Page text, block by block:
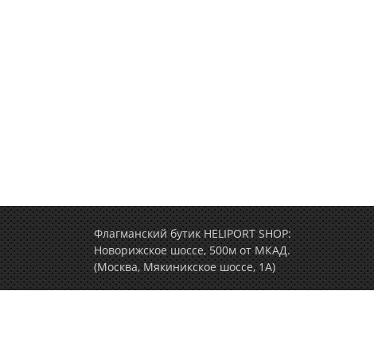
Флагманский бутик HELIPORT SHOP:
Новорижское шоссе, 500м от МКАД.
(Москва, Мякиникское шоссе, 1А)